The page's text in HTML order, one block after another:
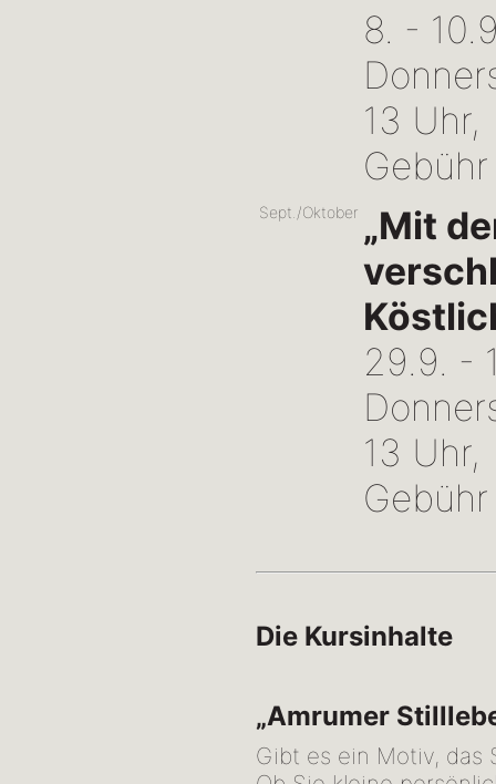
8. -
13 Uhr,
Sept./Oktober „Mit
29.9. -
13 Uhr,
Die Kursinhalte
„Amrumer
Gibt es ein Motiv, das